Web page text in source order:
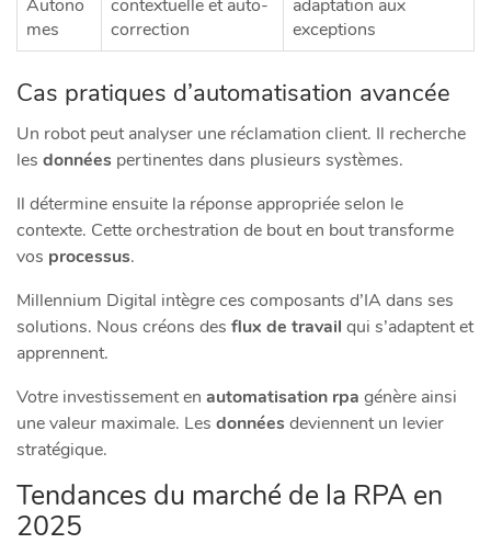
Autono
mes
contextuelle et auto-
correction
adaptation aux
exceptions
Cas pratiques d’automatisation avancée
Un robot peut analyser une réclamation client. Il recherche
les données pertinentes dans plusieurs systèmes.
Il détermine ensuite la réponse appropriée selon le
contexte. Cette orchestration de bout en bout transforme
vos processus.
Millennium Digital intègre ces composants d’IA dans ses
solutions. Nous créons des flux de travail qui s’adaptent et
apprennent.
Votre investissement en automatisation rpa génère ainsi
une valeur maximale. Les donnéesdeviennent un levier
stratégique.
Tendances du marché de la RPA en
2025